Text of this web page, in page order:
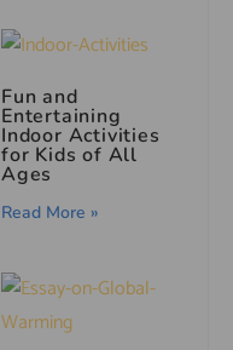
Fun and
Entertaining
Indoor Activities
for Kids of All
Ages
Read More »